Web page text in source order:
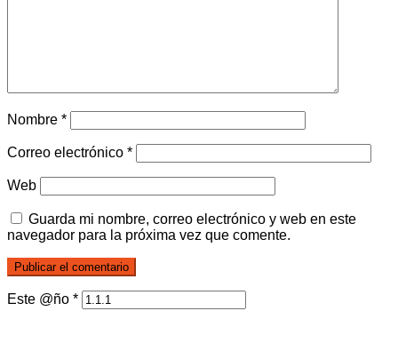
Nombre *
Correo electrónico *
Web
Guarda mi nombre, correo electrónico y web en este
navegador para la próxima vez que comente.
Este @ño *